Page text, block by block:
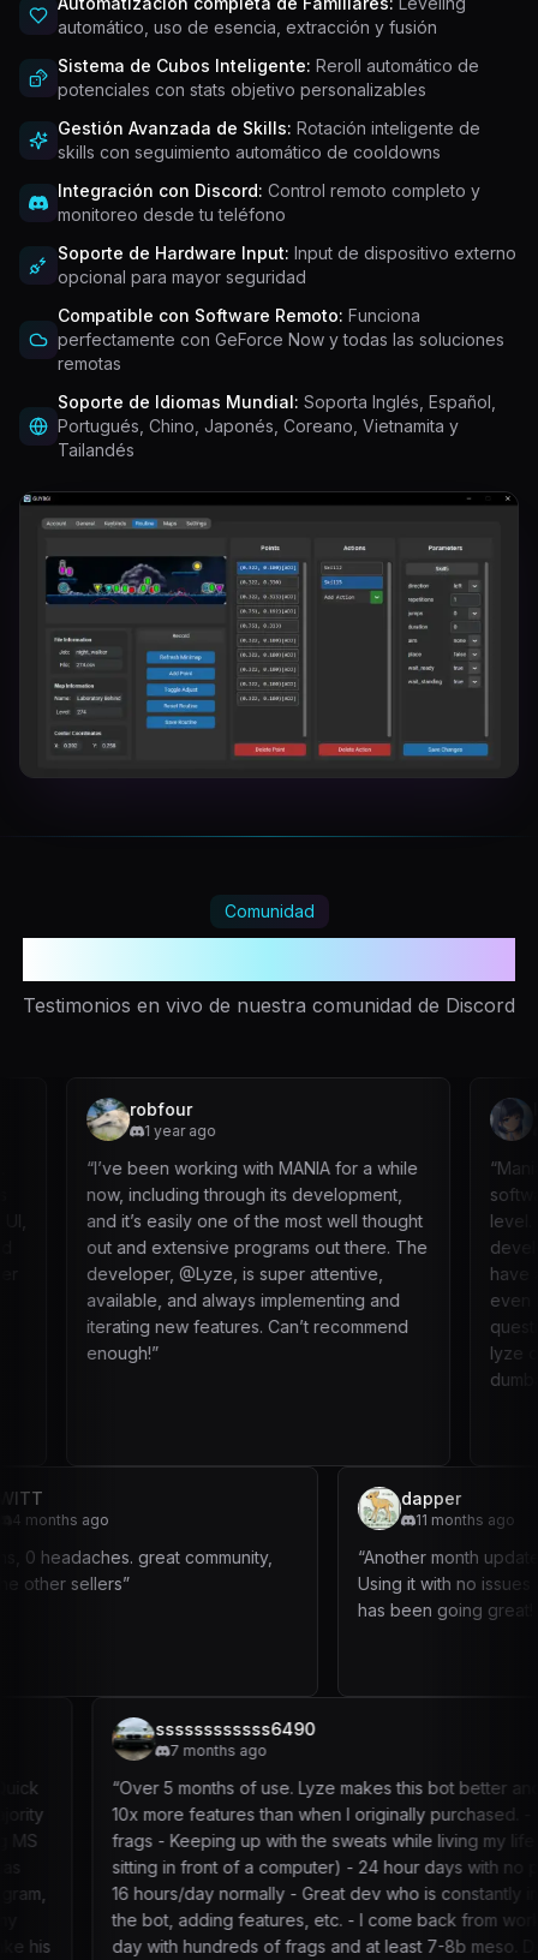
automático, uso de esencia, extracción y fusión
Sistema de Cubos Inteligente: Reroll automático de
potenciales con stats objetivo personalizables
Gestión Avanzada de Skills: Rotación inteligente de
skills con seguimiento automático de cooldowns
Integración con Discord: Control remoto completo y
monitoreo desde tu teléfono
Soporte de Hardware Input: Input de dispositivo externo
opcional para mayor seguridad
Compatible con Software Remoto: Funciona
perfectamente con GeForce Now y todas las soluciones
remotas
Soporte de Idiomas Mundial: Soporta Inglés, Español,
Portugués, Chino, Japonés, Coreano, Vietnamita y
Tailandés
Comunidad
Testimonios en vivo de nuestra comunidad de Discord
robfour
1 year ago
I’ve been working with MANIA for a while
now, including through its development,
and it’s easily one of the most well thought
out and extensive programs out there. The
developer, @Lyze, is super attentive,
available, and always implementing and
iterating new features. Can’t recommend
kronicat
1 year
“
Mania #1.
software
level. Its pretty
developing a
have an ego
even new
questions
lyze doesnt
dumbass so
4 months ago
“ 0 bans, 0 headaches. great community,
fuck the other sellers
11
“Another
Using it with
has been
ssssssssssss6490
7 months ago
Over 5 months of use. Lyze makes this bot better and better.
10x more features than when I originally purchased. - TONS of
frags - Keeping up with the sweats while living my life (not
sitting in front of a computer) - 24 hour days with no problem,
16 hours/day normally - Great dev who is constantly improving
the bot, adding features, etc. - I come back from work every
day with hundreds of frags and at least 7-8b meso. Don’t